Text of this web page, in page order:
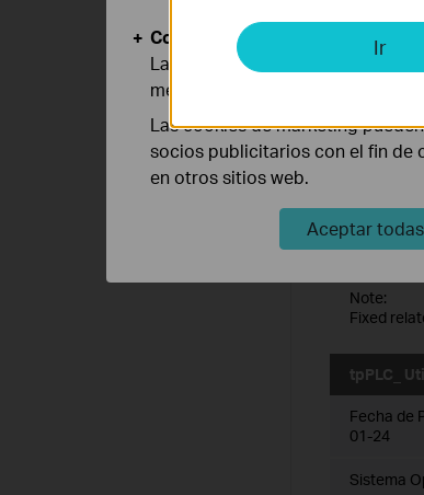
Sistema
2000/XP/
Sistema
Note:
Fixed
tpPLC_
Fecha de
01-24
Sistema
Ir
Cookies de Análisis y de
Las cookies de análisis nos
mejorar y adaptar la
Las cookies de marketing
socios publicitarios con el fin de
en otros sitios web.
Aceptar